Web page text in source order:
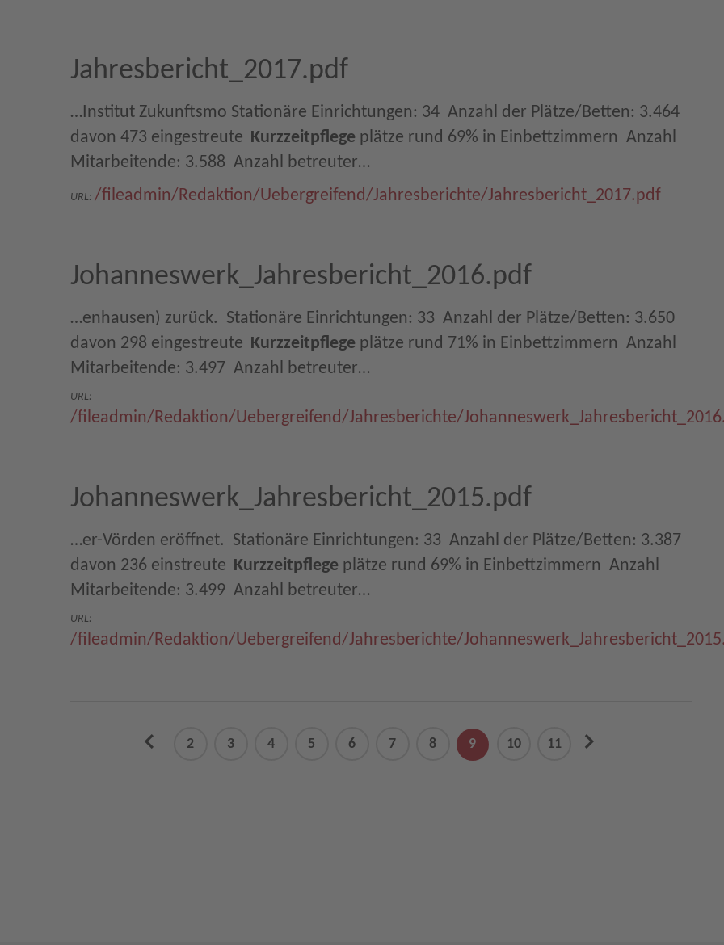
Jahresbericht_2017.pdf
…Institut Zukunftsmo Stationäre Einrichtungen: 34  Anzahl der Plätze/Betten: 3.464
davon 473 eingestreute Kurzzeitpflege plätze rund 69% in Einbettzimmern  Anzahl
Mitarbeitende: 3.588  Anzahl betreuter…
URL: /fileadmin/Redaktion/Uebergreifend/Jahresberichte/Jahresbericht_2017.pdf
Johanneswerk_Jahresbericht_2016.pdf
…enhausen) zurück.  Stationäre Einrichtungen: 33  Anzahl der Plätze/Betten: 3.650
davon 298 eingestreute Kurzzeitpflege plätze rund 71% in Einbettzimmern  Anzahl
Mitarbeitende: 3.497  Anzahl betreuter…
URL:
/fileadmin/Redaktion/Uebergreifend/Jahresberichte/
Johanneswerk_Jahresbericht_2015.pdf
…er-Vörden eröffnet.  Stationäre Einrichtungen: 33  Anzahl der Plätze/Betten: 3.387
davon 236 einstreute Kurzzeitpflege plätze rund 69% in Einbettzimmern  Anzahl
Mitarbeitende: 3.499  Anzahl betreuter…
URL:
/fileadmin/Redaktion/Uebergreifend/Jahresberichte/
previous
2 3 4 5 6 7 8 9 10 11